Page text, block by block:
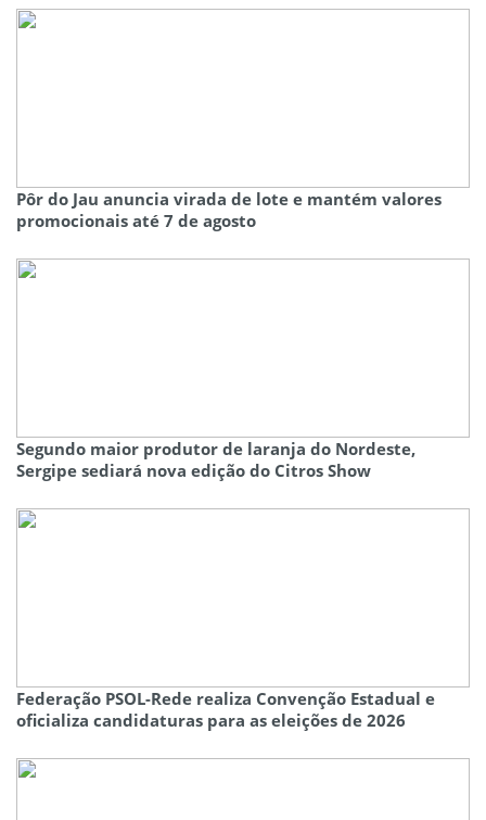
Pôr do Jau anuncia virada de lote e mantém valores
promocionais até 7 de agosto
Segundo maior produtor de laranja do Nordeste,
Sergipe sediará nova edição do Citros Show
Federação PSOL-Rede realiza Convenção Estadual e
oficializa candidaturas para as eleições de 2026